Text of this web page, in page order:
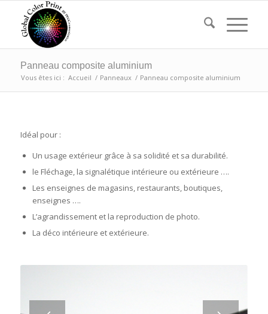
Panneau composite aluminium
Vous êtes ici : Accueil / Panneaux / Panneau composite aluminium
Idéal pour :
Un usage extérieur grâce à sa solidité et sa durabilité.
le Fléchage, la signalétique intérieure ou extérieure ….
Les enseignes de magasins, restaurants, boutiques,
enseignes ….
L’agrandissement et la reproduction de photo.
La déco intérieure et extérieure.